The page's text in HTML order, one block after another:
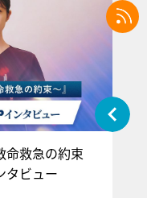
命救急の約束
ンタビュー